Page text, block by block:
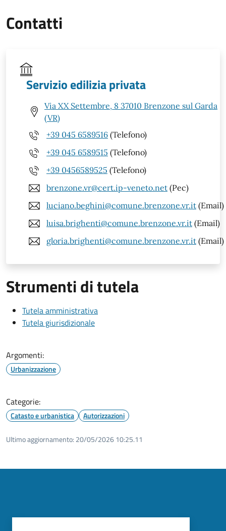
Contatti
Servizio edilizia privata
Via XX Settembre, 8 37010 Brenzone sul Garda
(VR)
+39 045 6589516 (Telefono)
+39 045 6589515 (Telefono)
+39 0456589525 (Telefono)
brenzone.vr@cert.ip-veneto.net (Pec)
luciano.beghini@comune.brenzone.vr.it (Email)
luisa.brighenti@comune.brenzone.vr.it (Email)
gloria.brighenti@comune.brenzone.vr.it (Email)
Strumenti di tutela
Tutela amministrativa
Tutela giurisdizionale
Argomenti:
Urbanizzazione
Categorie:
Catasto e urbanistica Autorizzazioni
Ultimo aggiornamento: 20/05/2026 10:25.11